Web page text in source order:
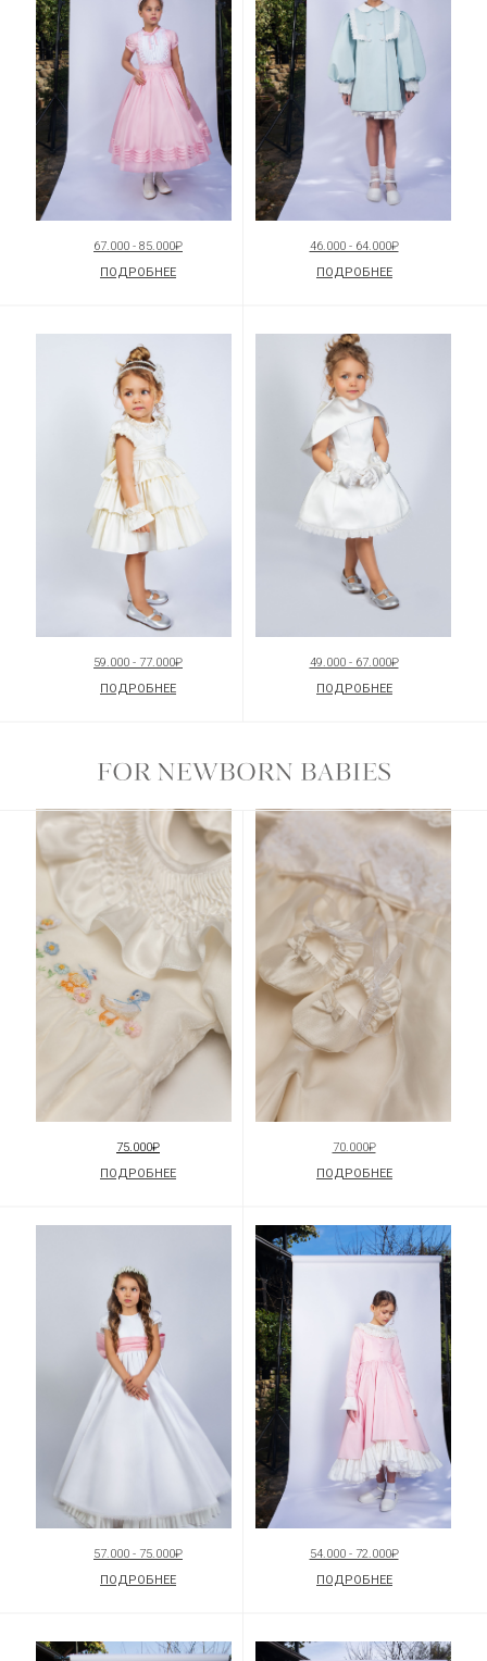
ПОДРОБНЕЕ
46.000 - 64.000₽
ПОДРОБНЕЕ
67.000 - 85.000₽
ПОДРОБНЕЕ
49.000 - 67.000₽
59.000 - 77.000₽
ПОДРОБНЕЕ
70.000₽
ПОДРОБНЕЕ
75.000₽
ПОДРОБНЕЕ
ПОДРОБНЕЕ
54.000 - 72.000₽
ПОДРОБНЕЕ
57.000 - 75.000₽